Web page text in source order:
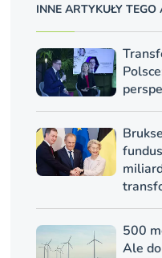
INNE ARTYKUŁY TEGO
500
Ale